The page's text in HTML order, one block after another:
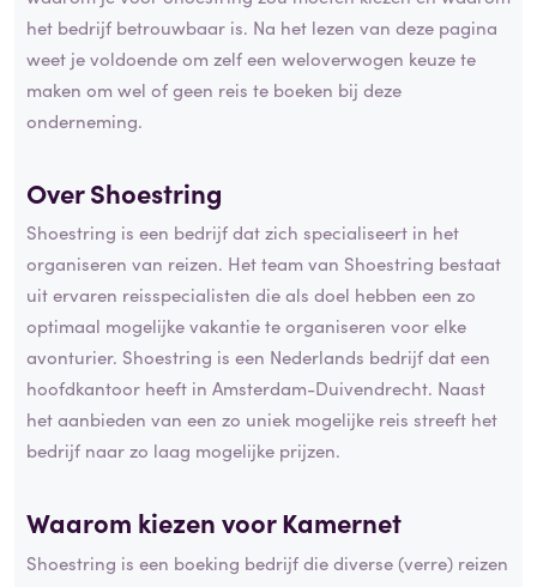
het bedrijf betrouwbaar is. Na het lezen van deze pagina
weet je voldoende om zelf een weloverwogen keuze te
maken om wel of geen reis te boeken bij deze
onderneming.
Over Shoestring
Shoestring is een bedrijf dat zich specialiseert in het
organiseren van reizen. Het team van Shoestring bestaat
uit ervaren reisspecialisten die als doel hebben een zo
optimaal mogelijke vakantie te organiseren voor elke
avonturier. Shoestring is een Nederlands bedrijf dat een
hoofdkantoor heeft in Amsterdam-Duivendrecht. Naast
het aanbieden van een zo uniek mogelijke reis streeft het
bedrijf naar zo laag mogelijke prijzen.
Waarom kiezen voor Kamernet
Shoestring is een boeking bedrijf die diverse (verre) reizen